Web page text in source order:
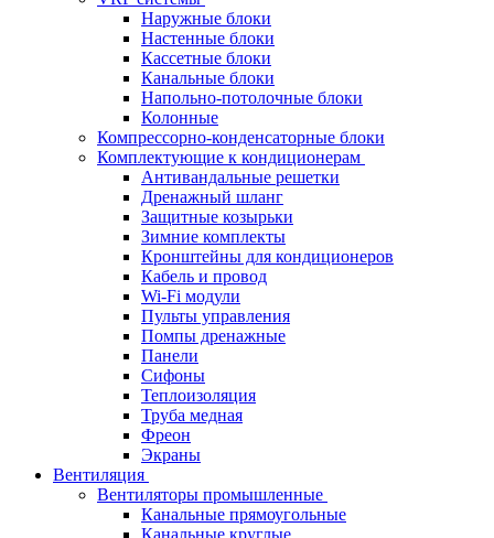
Наружные блоки
Настенные блоки
Кассетные блоки
Канальные блоки
Напольно-потолочные блоки
Колонные
Компрессорно-конденсаторные блоки
Комплектующие к кондиционерам
Антивандальные решетки
Дренажный шланг
Защитные козырьки
Зимние комплекты
Кронштейны для кондиционеров
Кабель и провод
Wi-Fi модули
Пульты управления
Помпы дренажные
Панели
Сифоны
Теплоизоляция
Труба медная
Фреон
Экраны
Вентиляция
Вентиляторы промышленные
Канальные прямоугольные
Канальные круглые